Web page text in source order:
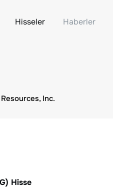
Hisseler Haberler
Resources, Inc.
) Hisse